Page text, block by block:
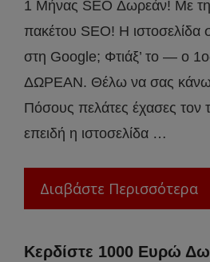
1 Μήνας SEO Δωρεάν! Με
πακέτου SEO! Η ιστοσελίδα
στη Google; Φτιάξ’ το — ο
ΔΩΡΕΑΝ. Θέλω να σας κάνω
Πόσους πελάτες έχασες τον
επειδή η ιστοσελίδα …
Διαβάστε Περισσότερα
Κερδίστε 1000 Ευρώ